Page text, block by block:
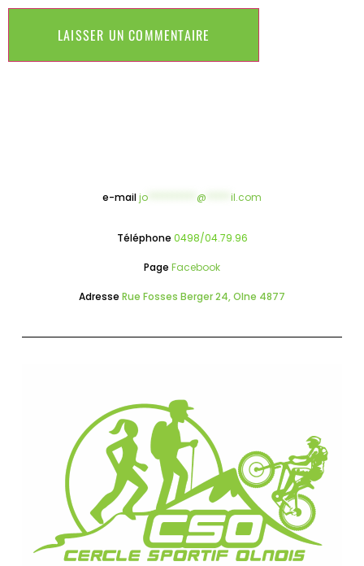
e-mailjo @ il.com
Téléphone 0498/04.79.96
Page Facebook
Adresse Rue Fosses Berger 24, Olne 4877